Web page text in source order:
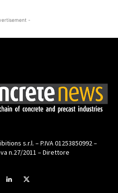
-
s.r.l. – P.IVA 01253850992 –
n.27/2011 – Direttore